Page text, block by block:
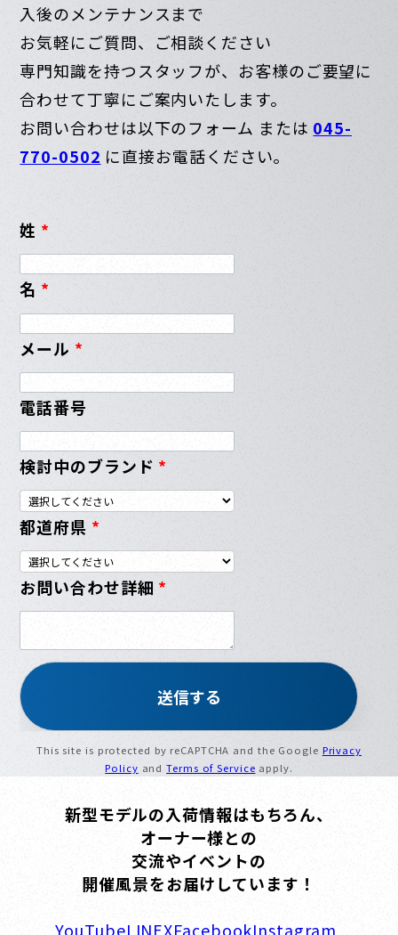
入後のメンテナンスまで
お気軽にご質問、ご相談ください
専門知識を持つスタッフが、お客様のご要望に
合わせて丁寧にご案内いたします。
お問い合わせは以下のフォーム または 045-
770-0502 に直接お電話ください。
姓 *
名 *
メール *
電話番号
検討中のブランド *
都道府県 *
お問い合わせ詳細 *
This site is protected by reCAPTCHA and the Google Privacy
Policy andTerms of Service apply.
新型モデルの入荷情報はもちろん、
オーナー様との
交流やイベントの
開催風景をお届けしています！
YouTubeLINEXFacebookInstagram